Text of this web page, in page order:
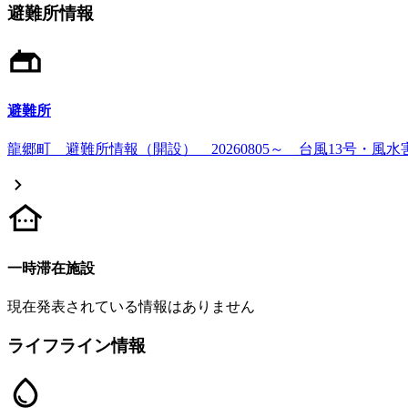
避難所情報
避難所
龍郷町 避難所情報（開設） 20260805～ 台風13号・風水
一時滞在施設
現在発表されている情報はありません
ライフライン情報